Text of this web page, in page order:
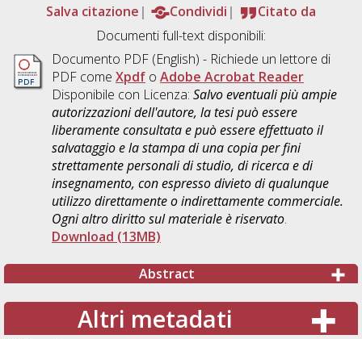
Salva citazione
Condividi
Citato da
Documenti full-text disponibili:
Documento PDF(English) - Richiede un lettore di
PDF come Xpdfo Adobe Acrobat Reader
Disponibile con Licenza: Salvo eventuali più ampie
autorizzazioni dell'autore, la tesi può essere
liberamente consultata e può essere effettuato il
salvataggio e la stampa di una copia per fini
strettamente personali di studio, di ricerca e di
insegnamento, con espresso divieto di qualunque
utilizzo direttamente o indirettamente commerciale.
Ogni altro diritto sul materiale è riservato.
Download (13MB)
Abstract
Altri metadati